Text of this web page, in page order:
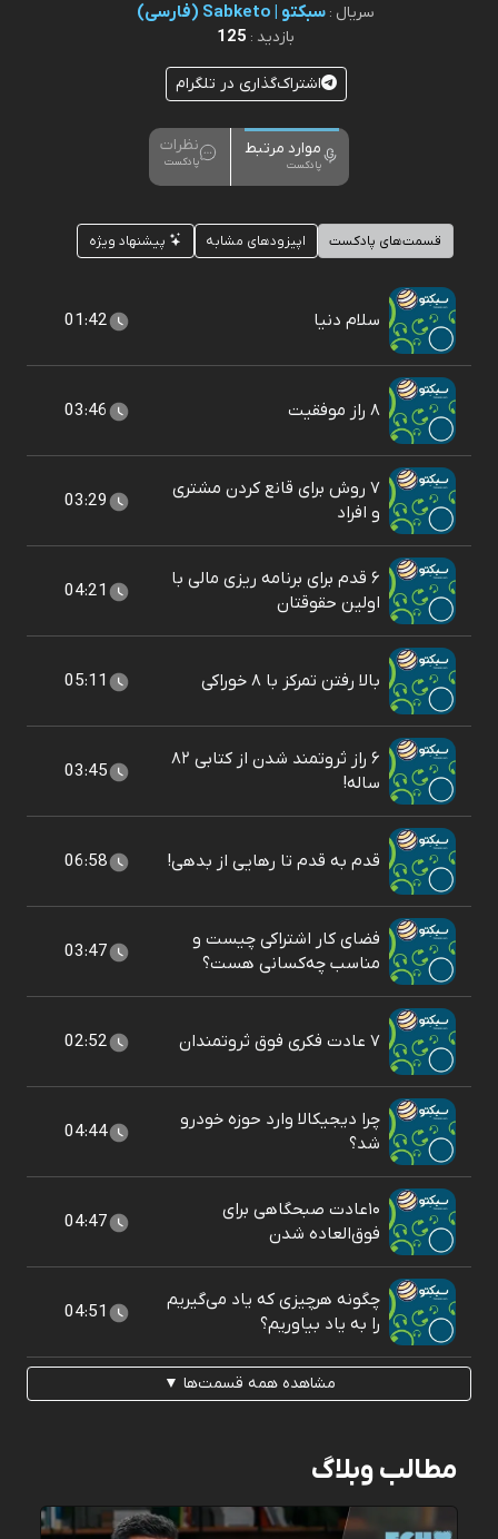
سریال : سبکتو | Sabketo (فارسی)
بازدید : 125
اشتراک‌گذاری در تلگرام
موارد مرتبط
پادکست
نظرات
پادکست
قسمت‌های پادکست اپیزودهای مشابه پیشنهاد ویژه
سلام دنیا 01:42
۸ راز موفقیت 03:46
۷ روش برای قانع کردن مشتری
و افراد
03:29
۶ قدم برای برنامه ریزی مالی با
اولین حقوقتان
04:21
بالا رفتن تمرکز با ۸ خوراکی 05:11
۶ راز ثروتمند شدن از کتابی ۸۲
ساله!
03:45
قدم به قدم تا رهایی از بدهی! 06:58
فضای کار اشتراکی چیست و
مناسب چه‌کسانی هست؟
03:47
۷ عادت فکری فوق ثروتمندان 02:52
چرا دیجیکالا وارد حوزه خودرو
شد؟
04:44
۱۰عادت صبحگاهی برای
فوق‌العاده شدن
04:47
چگونه هرچیزی که یاد می‌گیریم
را به یاد بیاوریم؟
04:51
مشاهده همه قسمت‌ها ▼
مطالب وبلاگ